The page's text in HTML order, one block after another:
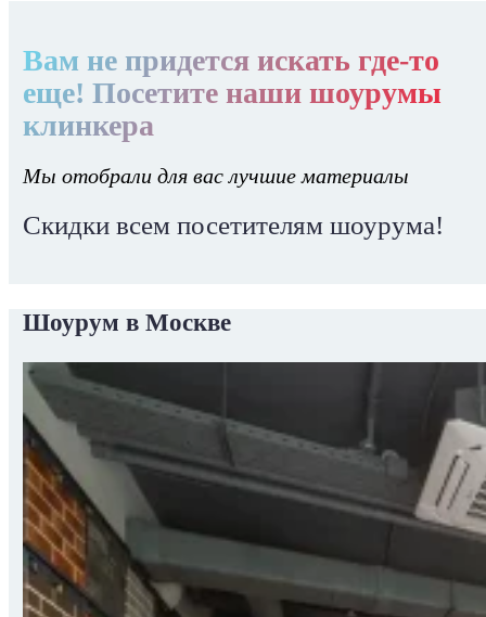
Вам не придется искать где-то
еще! Посетите наши шоурумы
клинкера
Мы отобрали для вас лучшие материалы
Скидки всем посетителям шоурума!
Шоурум в Москве